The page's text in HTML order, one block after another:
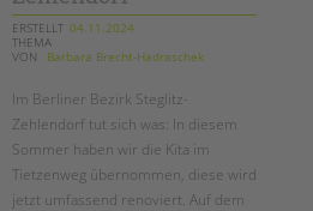
ERSTELLT 04.11.2024
THEMA
VON
Barbara Brecht-Hadraschek
Im Berliner Bezirk Steglitz-
Zehlendorf tut sich was: In diesem
Sommer haben wir die Kita im
Tietzenweg übernommen, diese wird
jetzt umfassend renoviert. Auf dem